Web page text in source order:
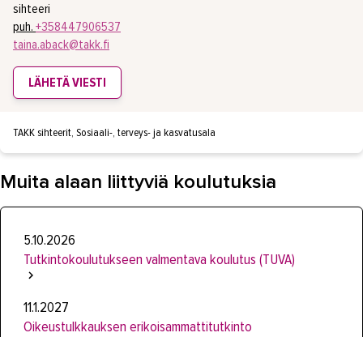
sihteeri
puh. +358447906537
taina.aback@takk.fi
LÄHETÄ VIESTI
TAKK sihteerit, Sosiaali-, terveys- ja kasvatusala
Muita alaan liittyviä koulutuksia
5.10.2026
Tutkintokoulutukseen valmentava koulutus (TUVA)
11.1.2027
Oikeustulkkauksen erikoisammattitutkinto